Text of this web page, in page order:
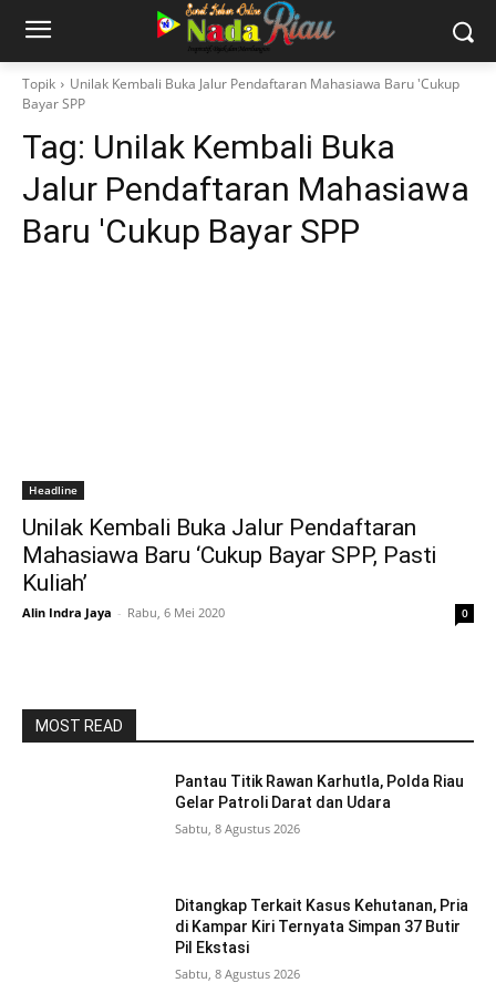
Topik
Unilak Kembali Buka Jalur Pendaftaran Mahasiawa Baru 'Cukup
Bayar SPP
Tag: Unilak Kembali Buka
Jalur Pendaftaran Mahasiawa
Baru 'Cukup Bayar SPP
Headline
Unilak Kembali Buka Jalur Pendaftaran
Mahasiawa Baru ‘Cukup Bayar SPP, Pasti
Kuliah’
Alin Indra Jaya - Rabu, 6 Mei 2020 0
MOST READ
Pantau Titik Rawan Karhutla, Polda Riau
Gelar Patroli Darat dan Udara
Sabtu, 8 Agustus 2026
Ditangkap Terkait Kasus Kehutanan, Pria
di Kampar Kiri Ternyata Simpan 37 Butir
Pil Ekstasi
Sabtu, 8 Agustus 2026